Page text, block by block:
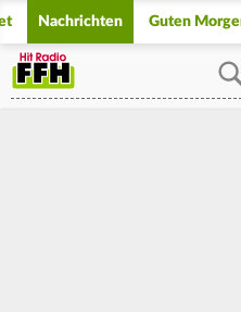
Nachrichten Guten